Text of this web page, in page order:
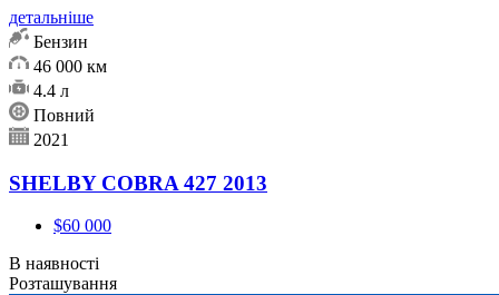
детальніше
Бензин
46 000 км
4.4 л
Повний
2021
SHELBY COBRA 427 2013
$60 000
В наявності
Розташування